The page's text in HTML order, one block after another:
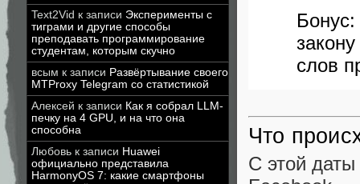
Text2Vid к записи Эксперименты с
тиграми и другие способы
преподавать программирование
студентам, которым скучно
всым к записи Развёртывание своего
MTProxy Telegram со статистикой
Алексей к записи Как я собрал LLM-
печку на 4 GPU, и на что она
способна
Любовь к записи Huawei
официально представила
HarmonyOS 7: какие смартфоны
слов
Что
С этой